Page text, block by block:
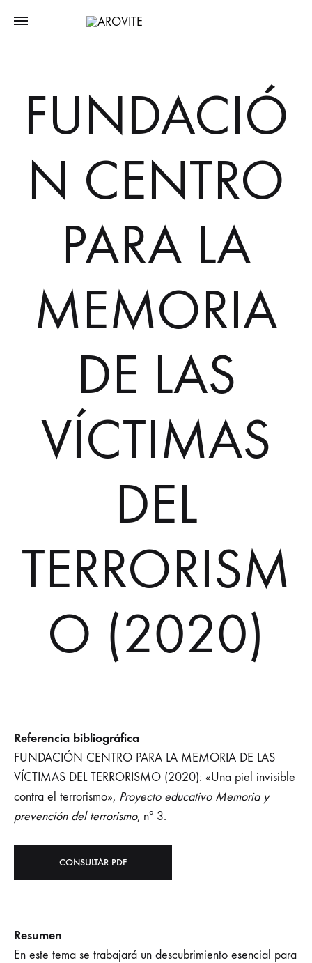
FUNDACIÓ
N CENTRO
PARA LA
MEMORIA
DE LAS
VÍCTIMAS
DEL
TERRORISM
O (2020)
Referencia bibliográfica
FUNDACIÓN CENTRO PARA LA MEMORIA DE LAS
VÍCTIMAS DEL TERRORISMO (2020): «Una piel invisible
contra el terrorismo», Proyecto educativo Memoria y
prevención del terrorismo, nº 3.
CONSULTAR PDF
Resumen
En este tema se trabajará un descubrimiento esencial para